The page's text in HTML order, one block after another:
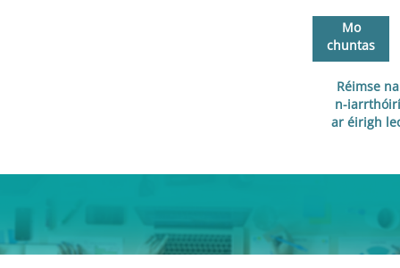
Mo
chuntas
Réimse na
n-iarrthóirí
ar éirigh